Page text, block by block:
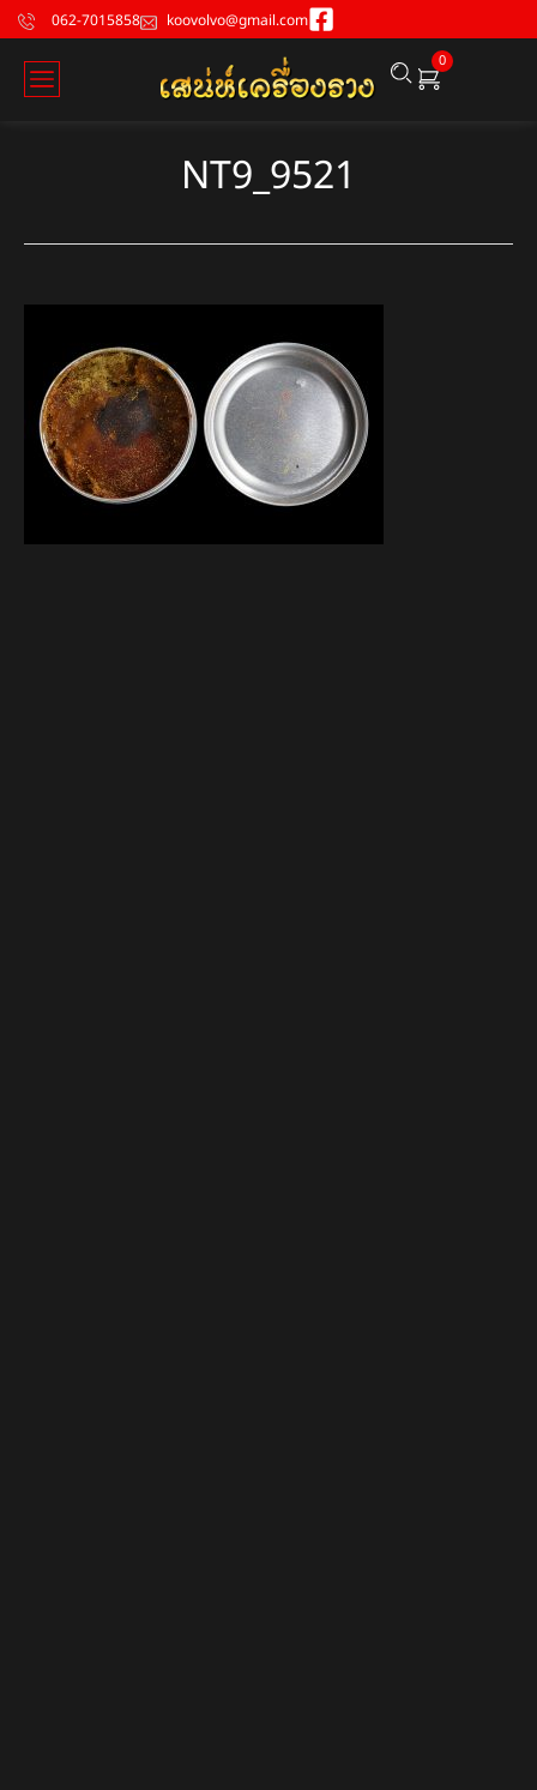
062-7015858 koovolvo@gmail.com
0
NT9_9521